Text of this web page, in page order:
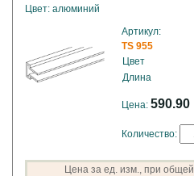
Цвет: алюминий
Артикул:
TS 955
Цвет
Длина
Цена: 590.90
Количество:
Цена за ед. изм., при